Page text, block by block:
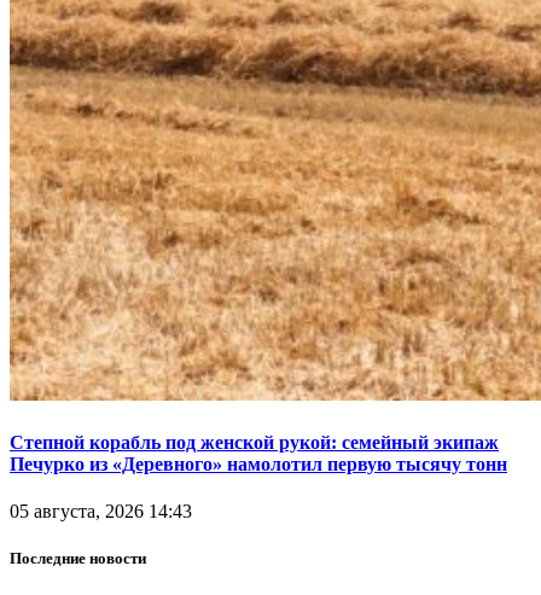
Степной корабль под женской рукой: семейный экипаж
Печурко из «Деревного» намолотил первую тысячу тонн
05 августа, 2026 14:43
Последние новости